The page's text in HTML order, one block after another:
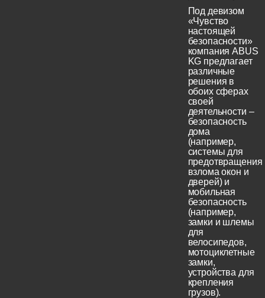
Под девизом
«Чувство
настоящей
безопасности»
компания ABUS
KG предлагает
различные
решения в
обоих сферах
своей
деятельности –
безопасность
дома
(например,
системы для
предотвращения
взлома окон и
дверей) и
мобильная
безопасность
(например,
замки и шлемы
для
велосипедов,
мотоциклетные
замки,
устройства для
крепления
грузов).